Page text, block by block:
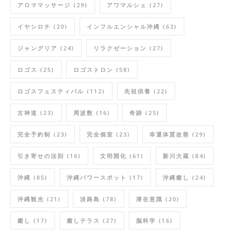
アロママッサージ (29) アワマルシェ (27)
イヤシロチ (20) インフルエンシャル沖縄 (63)
ジャングリア (24) リラクゼーション (27)
ロゴス (25) ロゴストロン (58)
ロゴスフェスティバル (112) 先祖供養 (22)
古神道 (23) 周波数 (16) 奇跡 (25)
完全予約制 (23) 完全個室 (23) 幸運体質改善 (29)
引き寄せの法則 (16) 文明開化 (61) 新川大蔵 (84)
沖縄 (85) 沖縄パワースポット (17) 沖縄癒し (24)
沖縄観光 (21) 淡路島 (78) 潜在意識 (20)
癒し (17) 癒しテラス (27) 脳科学 (16)